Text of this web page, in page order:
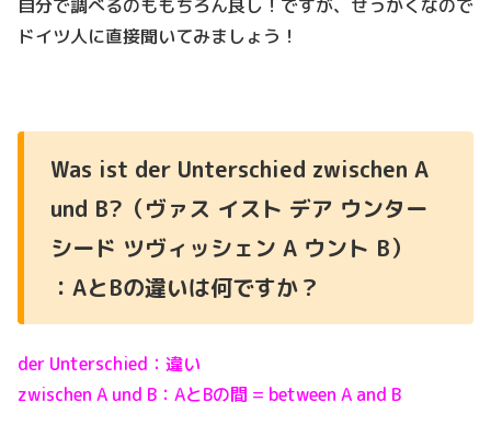
自分で調べるのももちろん良し！ですが、せっかくなので
ドイツ人に直接聞いてみましょう！
Was ist der Unterschied zwischen A
und B?（ヴァス イスト デア ウンター
シード ツヴィッシェン A ウント B）
：AとBの違いは何ですか？
der Unterschied：違い
zwischen A und B：AとBの間 = between A and B